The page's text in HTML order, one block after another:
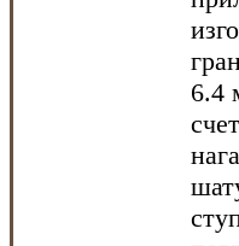
6.4